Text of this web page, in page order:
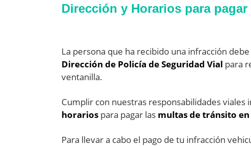
Dirección y Horarios para
La persona que ha recibido una infracción
Dirección de Policía de Seguridad Vial para
ventanilla.
Cumplir con nuestras responsabilidades viales
horarios para pagar las multas de tránsito en
Para llevar a cabo el pago de tu infracción